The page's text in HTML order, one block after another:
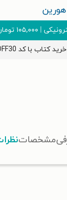
| ۱۰۵,۰۰۰
مشخصات